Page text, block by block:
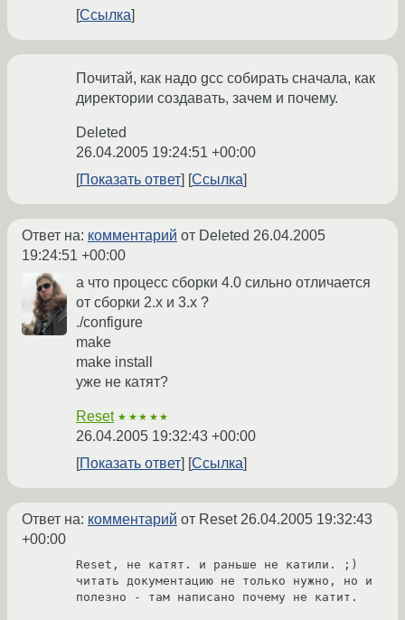
Ссылка
Почитай, как надо gcc собирать сначала, как
директории создавать, зачем и почему.
Deleted
26.04.2005 19:24:51 +00:00
Показать ответ
Ссылка
Ответ на: комментарий от Deleted 26.04.2005
19:24:51 +00:00
а что процесс сборки 4.0 сильно отличается
от сборки 2.х и 3.х ?
./configure
make
make install
уже не катят?
Reset ★★★★★
26.04.2005 19:32:43 +00:00
Показать ответ
Ссылка
Ответ на: комментарий от Reset26.04.2005 19:32:43
+00:00
Reset, не катят. и раньше не катили. ;)
читать документацию не только нужно, но и
полезно - там написано почему не катит.